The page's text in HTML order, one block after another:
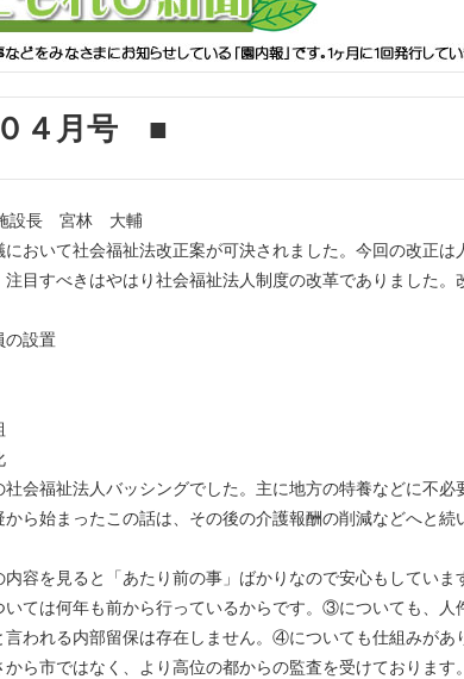
４月号 ■
長 宮林 大輔
おいて社会福祉法改正案が可決されました。今回の改正
目すべきはやはり社会福祉法人制度の改革でありました
の設置
会福祉法人バッシングでした。主に地方の特養などに不必
ら始まったこの話は、その後の介護報酬の削減などへと
内容を見ると「あたり前の事」ばかりなので安心もしてい
ては何年も前から行っているからです。③についても、人
言われる内部留保は存在しません。④についても仕組みが
ら市ではなく、より高位の都からの監査を受けております。